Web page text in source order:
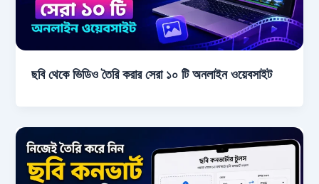
ছবি থেকে ভিডিও তৈরি করার সেরা ১০ টি অনলাইন ওয়েবসাইট